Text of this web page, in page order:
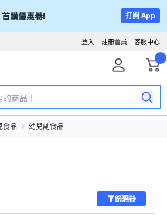
首購優惠卷! 打開 App
客服中心
註冊會員
登入
食品 幼兒副食品
篩選器